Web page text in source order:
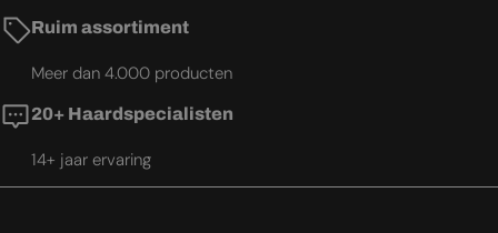
Ruim assortiment
Meer dan 4.000 producten
20+ Haardspecialisten
14+ jaar ervaring